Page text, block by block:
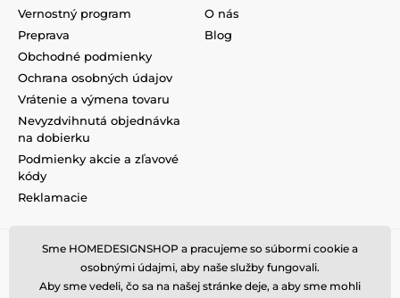
Vernostný program
Preprava
Obchodné podmienky
Ochrana osobných údajov
Vrátenie a výmena tovaru
Nevyzdvihnutá objednávka
na dobierku
Podmienky akcie a zľavové
kódy
Reklamacie
O nás
Blog
Sme HOMEDESIGNSHOP a pracujeme so súbormi cookie a
osobnými údajmi, aby naše služby fungovali.
Aby sme vedeli, čo sa na našej stránke deje, a aby sme mohli